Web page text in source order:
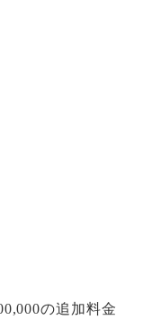
の追加料金